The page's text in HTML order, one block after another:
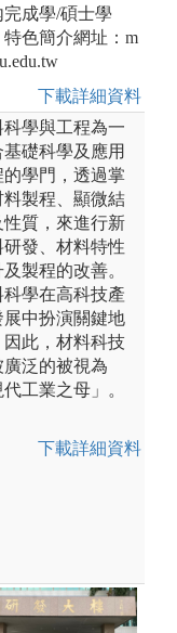
完成學/碩士學
特色簡介網址：m
下載詳細資料
科學與工程為一
基礎科學及應用
的學門，透過掌
料製程、顯微結
性質，來進行新
研發、材料特性
製程的改善。
科學在高科技產
展中扮演關鍵地
因此，材料科技
廣泛的被視為
代工業之母」。
下載詳細資料